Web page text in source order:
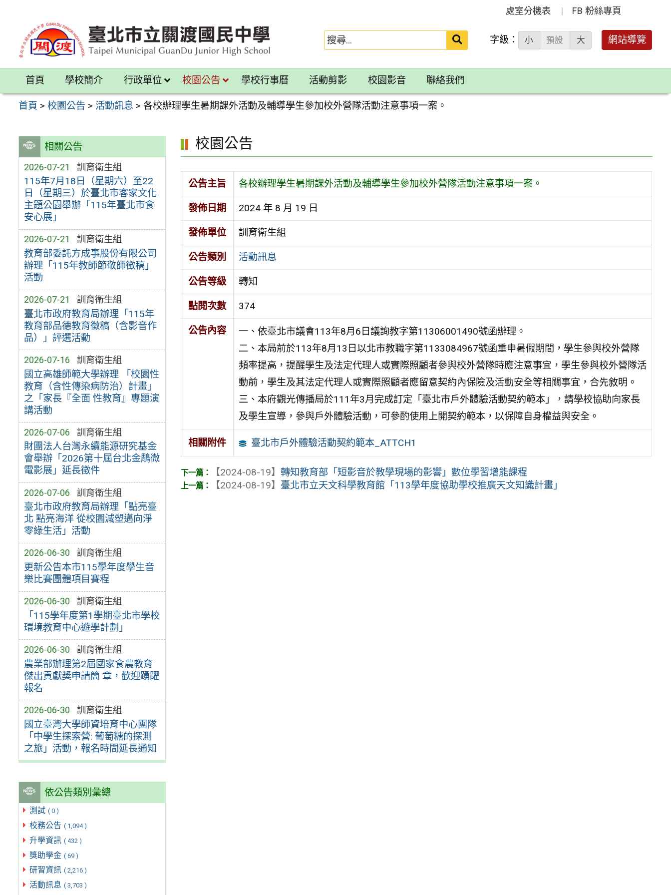
內
區
處室分機表 FB 粉絲專頁
送出 字級： 小 預設 大 網站導覽
首頁 學校簡介 行政單位 校園公告 學校行事曆 活動剪影 校園影音 聯絡我們
首頁 >校園公告 > 活動訊息 >各校辦理學生暑期課外活動及輔導學生參加校外營隊活動注意事項一案。
相關公告
2026-07-21 訓育衛生組
115年7月18日（星期六）至22
日（星期三）於臺北市客家文化
主題公園舉辦「115年臺北市食
安心展」
2026-07-21 訓育衛生組
教育部委託方成事股份有限公司
辦理「115年教師節敬師徵稿」
活動
2026-07-21 訓育衛生組
臺北市政府教育局辦理「115年
教育部品德教育徵稿（含影音作
品）」評選活動
2026-07-16 訓育衛生組
國立高雄師範大學辦理 「校園性
教育（含性傳染病防治）計畫」
之「家長『全面 性教育』專題演
講活動
2026-07-06 訓育衛生組
財團法人台灣永續能源研究基金
會舉辦「2026第十屆台北金鵰微
電影展」延長徵件
2026-07-06 訓育衛生組
臺北市政府教育局辦理「點亮臺
北 點亮海洋 從校園減塑邁向淨
零綠生活」活動
2026-06-30 訓育衛生組
更新公告本市115學年度學生音
樂比賽團體項目賽程
2026-06-30 訓育衛生組
「115學年度第1學期臺北市學校
環境教育中心遊學計劃」
2026-06-30 訓育衛生組
農業部辦理第2屆國家食農教育
傑出貢獻獎申請簡 章，歡迎踴躍
報名
2026-06-30 訓育衛生組
國立臺灣大學師資培育中心團隊
「中學生探索營: 葡萄糖的探測
之旅」活動，報名時間延長通知
依公告類別彙總
測試 ( 0 )
校務公告 ( 1,094 )
升學資訊 ( 432 )
獎助學金 ( 69 )
研習資訊 ( 2,216 )
活動訊息 ( 3,703 )
校園公告
公告主旨 各校辦理學生暑期課外活動及輔導學生參加校外營隊活動注意事項一案。
發佈日期 2024 年 8 月 19 日
發佈單位 訓育衛生組
公告類別 活動訊息
公告等級 轉知
點閱次數 374
公告內容
一、依臺北市議會113年8月6日議詢教字第11306001490號函辦理。
二、本局前於113年8月13日以北市教職字第1133084967號函重申暑假期間，學生參與校外營隊
頻率提高，提醒學生及法定代理人或實際照顧者參與校外營隊時應注意事宜，學生參與校外營隊活
動前，學生及其法定代理人或實際照顧者應留意契約內保險及活動安全等相關事宜，合先敘明。
三、本府觀光傳播局於111年3月完成訂定「臺北市戶外體驗活動契約範本」，請學校協助向家長
及學生宣導，參與戶外體驗活動，可參酌使用上開契約範本，以保障自身權益與安全。
相關附件 臺北市戶外體驗活動契約範本_ATTCH1
【2024-08-19】轉知教育部「短影音於教學現場的影響」數位學習增能課程
【2024-08-19】 臺北市立天文科學教育館「113學年度協助學校推廣天文知識計畫」